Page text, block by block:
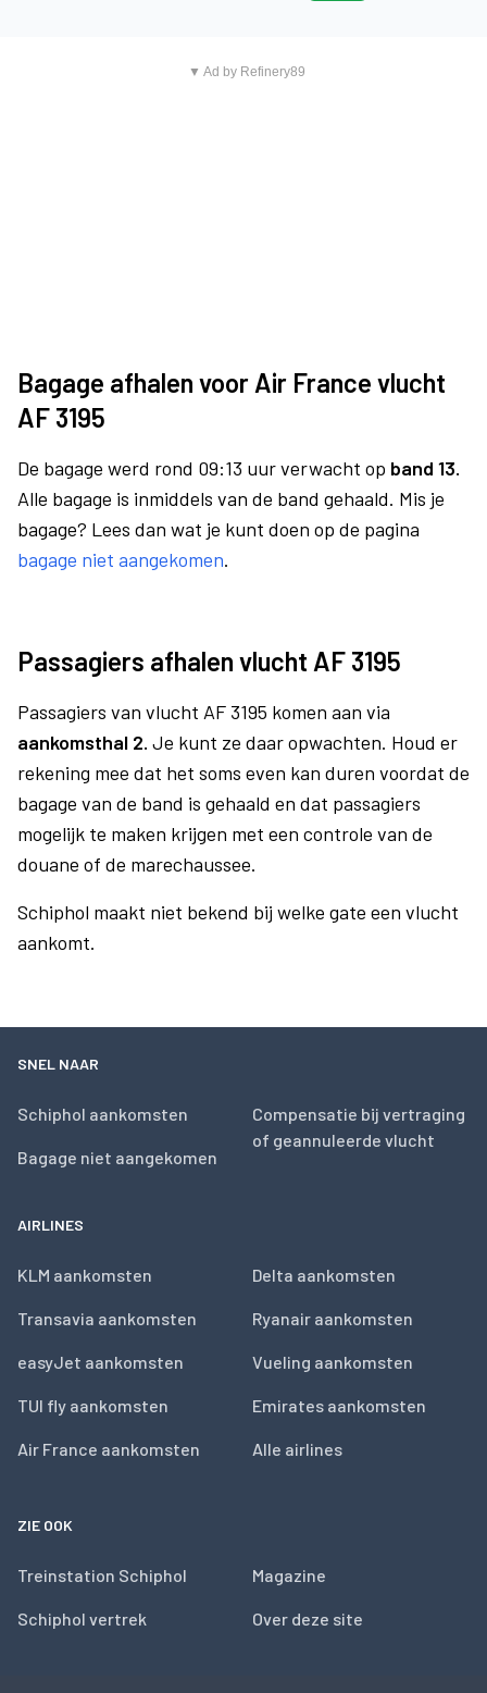
▼ Ad by Refinery89
Bagage afhalen voor Air France vlucht
AF 3195
De bagage werd rond 09:13 uur verwacht op band 13.
Alle bagage is inmiddels van de band gehaald. Mis je
bagage? Lees dan wat je kunt doen op de pagina
bagage niet aangekomen.
Passagiers afhalen vlucht AF 3195
Passagiers van vlucht AF 3195 komen aan via
aankomsthal 2. Je kunt ze daar opwachten. Houd er
rekening mee dat het soms even kan duren voordat de
bagage van de band is gehaald en dat passagiers
mogelijk te maken krijgen met een controle van de
douane of de marechaussee.
Schiphol maakt niet bekend bij welke gate een vlucht
aankomt.
SNEL NAAR
Schiphol aankomsten
Bagage niet aangekomen
Compensatie bij vertraging
of geannuleerde vlucht
AIRLINES
KLM aankomsten
Transavia aankomsten
easyJet aankomsten
TUI fly aankomsten
Air France aankomsten
Delta aankomsten
Ryanair aankomsten
Vueling aankomsten
Emirates aankomsten
Alle airlines
ZIE OOK
Treinstation Schiphol
Schiphol vertrek
Magazine
Over deze site